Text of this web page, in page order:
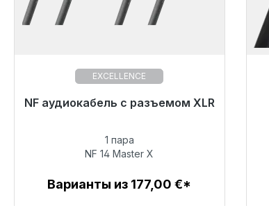
EXCELLENCE
NF аудиокабель с разъемом XLR
Готовы к немедленной отправке,
285,00 €
Детали
1 пара
NF 14 Master X
Варианты из 177,00 €*